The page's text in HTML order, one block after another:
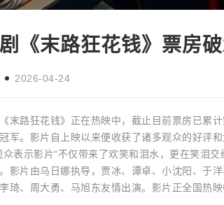
《末路狂花钱》票房
2026-04-24
路狂花钱》正在热映中，截止目前票房已累计
军。影片自上映以来便收获了诸多观众的好评
众表示影片“不仅带来了欢笑和泪水，更在笑泪
影片由乌日娜执导，贾冰、谭卓、小沈阳、于
琦、周大勇、马旭东友情出演。影片正全国热映
色海洋》入围英国瑞丹斯电影节
报 2026-04-20